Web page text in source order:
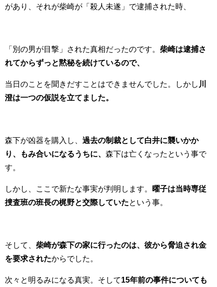
があり、それが柴崎が「殺人未遂」で逮捕された時、
「別の男が目撃」された真相だったのです。 柴崎は逮捕さ
れてからずっと黙秘を続けているので、
当日のことを聞きだすことはできませんでした。しかし 川
澄は一つの仮説を立てました。
森下が凶器を購入し、 過去の制裁として白井に襲いかか
り、もみ合いになるうちに、 森下は亡くなったという事で
す。
しかし、ここで新たな事実が判明します。
曜子は当時専従
捜査班の班長の梶野と交際していた という事。
そして、 柴崎が森下の家に行ったのは、彼から脅迫され金
を要求されたからでした。
次々と明るみになる真実。そして15年前の事件についても